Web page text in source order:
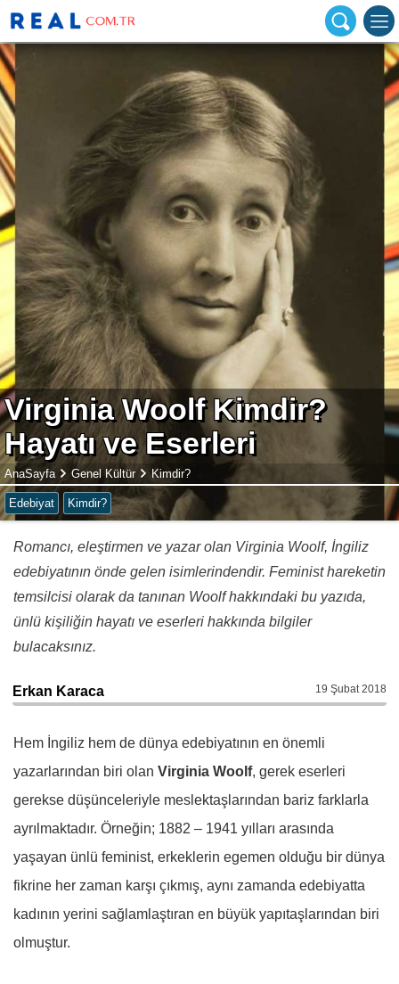
Virginia Woolf Kimdir?
Hayatı ve Eserleri
AnaSayfa Genel Kültür Kimdir?
Edebiyat Kimdir?
Romancı, eleştirmen ve yazar olan Virginia Woolf, İngiliz
edebiyatının önde gelen isimlerindendir. Feminist hareketin
temsilcisi olarak da tanınan Woolf hakkındaki bu yazıda,
ünlü kişiliğin hayatı ve eserleri hakkında bilgiler
bulacaksınız.
Erkan Karaca 19 Şubat 2018
Hem İngiliz hem de dünya edebiyatının en önemli
yazarlarından biri olan Virginia Woolf, gerek eserleri
gerekse düşünceleriyle meslektaşlarından bariz farklarla
ayrılmaktadır. Örneğin; 1882 – 1941 yılları arasında
yaşayan ünlü feminist, erkeklerin egemen olduğu bir dünya
fikrine her zaman karşı çıkmış, aynı zamanda edebiyatta
kadının yerini sağlamlaştıran en büyük yapıtaşlarından biri
olmuştur.